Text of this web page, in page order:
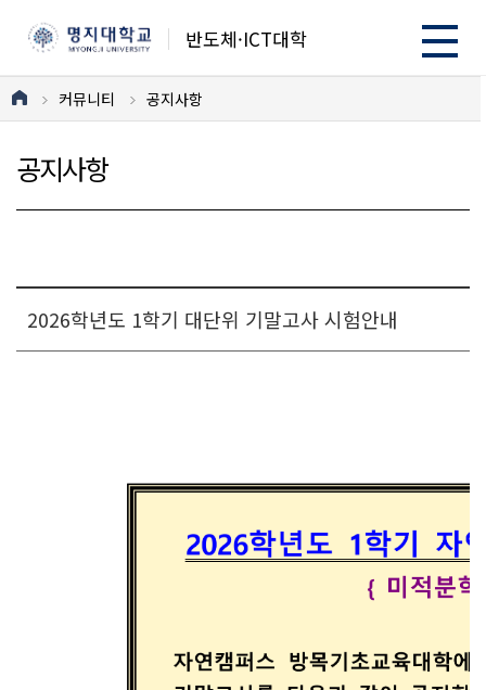
반도체·ICT대학
커뮤니티 공지사항
공지사항
2026학년도 1학기 대단위 기말고사 시험안내